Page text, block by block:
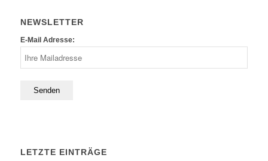
NEWSLETTER
E-Mail Adresse:
LETZTE EINTRÄGE